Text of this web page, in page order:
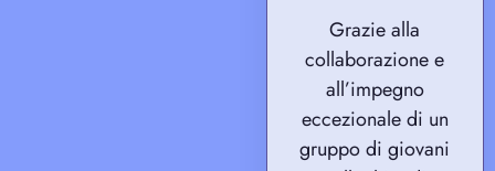
Grazie alla
collaborazione e
all’impegno
eccezionale di un
gruppo di giovani